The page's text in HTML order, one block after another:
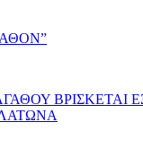
ΒΡΙΣΚΕΤΑΙ